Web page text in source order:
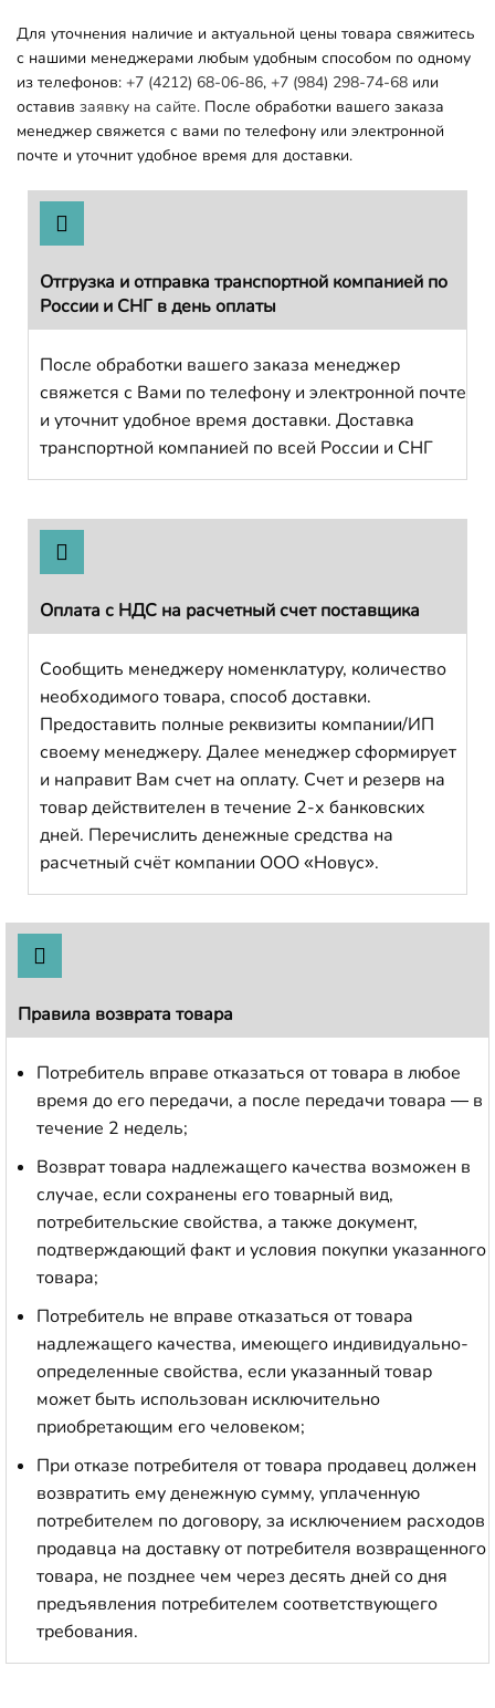
Для уточнения наличие и актуальной цены товара свяжитесь
с нашими менеджерами любым удобным способом по одному
из телефонов: +7 (4212) 68-06-86, +7 (984) 298-74-68 или
оставив заявку на сайте. После обработки вашего заказа
менеджер свяжется с вами по телефону или электронной
почте и уточнит удобное время для доставки.
Отгрузка и отправка транспортной компанией по
России и СНГ в день оплаты
После обработки вашего заказа менеджер
свяжется с Вами по телефону и электронной почте
и уточнит удобное время доставки. Доставка
транспортной компанией по всей России и СНГ
Оплата с НДС на расчетный счет поставщика
Сообщить менеджеру номенклатуру, количество
необходимого товара, способ доставки.
Предоставить полные реквизиты компании/ИП
своему менеджеру. Далее менеджер сформирует
и направит Вам счет на оплату. Счет и резерв на
товар действителен в течение 2-х банковских
дней. Перечислить денежные средства на
расчетный счёт компании ООО «Новус».
Правила возврата товара
Потребитель вправе отказаться от товара в любое
время до его передачи, а после передачи товара — в
течение 2 недель;
Возврат товара надлежащего качества возможен в
случае, если сохранены его товарный вид,
потребительские свойства, а также документ,
подтверждающий факт и условия покупки указанного
товара;
Потребитель не вправе отказаться от товара
надлежащего качества, имеющего индивидуально-
определенные свойства, если указанный товар
может быть использован исключительно
приобретающим его человеком;
При отказе потребителя от товара продавец должен
возвратить ему денежную сумму, уплаченную
потребителем по договору, за исключением расходов
продавца на доставку от потребителя возвращенного
товара, не позднее чем через десять дней со дня
предъявления потребителем соответствующего
требования.